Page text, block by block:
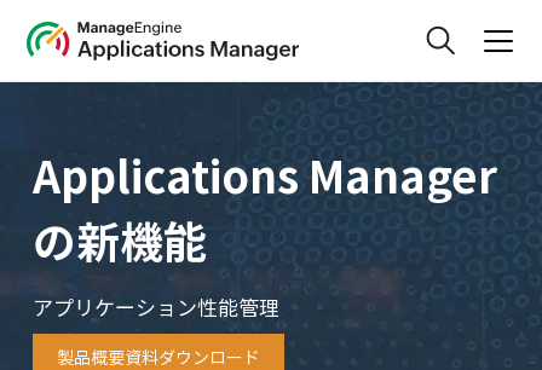
Applications Manager
の新機能
アプリケーション性能管理
製品概要資料ダウンロード